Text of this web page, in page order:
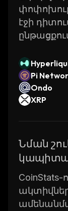
էջի
Pi
Ondo
XRP
Նման
CoinStats-